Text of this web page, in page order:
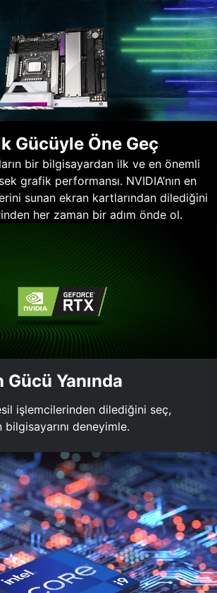
Gücüyle Öne Geç
bir bilgisayardan ilk ve en önemli
grafik performansı. NVIDIA’nın en
sunan ekran kartlarından dilediğini
her zaman bir adım önde ol.
Yanında
işlemcilerinden dilediğini seç,
deneyimle.